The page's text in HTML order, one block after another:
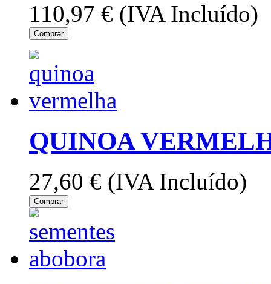
110,97 € (IVA Incluído)
Comprar
QUINOA
27,60 € (IVA Incluído)
Comprar